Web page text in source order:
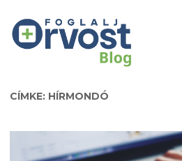
CÍMKE: HÍRMONDÓ